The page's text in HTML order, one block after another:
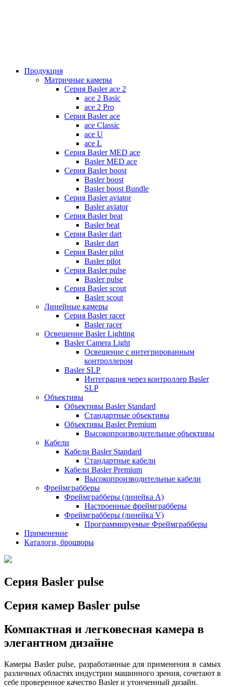
Продукция
Матричные камеры
Серия Basler ace 2
ace 2 Basic
ace 2 Pro
Серия Basler ace
ace Classic
ace U
ace L
Серия Basler MED ace
Basler MED ace
Серия Basler boost
Basler boost
Basler boost Bundle
Серия Basler aviator
Basler aviator
Серия Basler beat
Basler beat
Серия Basler dart
Basler dart
Серия Basler pilot
Basler pilot
Серия Basler pulse
Basler pulse
Серия Basler scout
Basler scout
Линейные камеры
Серия Basler racer
Basler racer
Освещение Basler Lighting
Basler Camera Light
Освещение с интегрированным
контроллером
Basler SLP
Интеграция через контроллер Basler
SLP
Объективы
Объективы Basler Standard
Стандартные объективы
Объективы Basler Premium
Высокопроизводительные объективы
Кабели
Кабели Basler Standard
Стандартные кабели
Кабели Basler Premium
Высокопроизводительные кабели
Фреймграбберы
Фреймграбберы (линейка А)
Настроенные фреймграбберы
Фреймграбберы (линейка V)
Программируемые Фреймграбберы
Применение
Каталоги, брошюры
Серия Basler pulse
Серия камер Basler pulse
Компактная и легковесная камера в
элегантном дизайне
Камеры Basler pulse, разработанные для применения в самых
различных областях индустрии машинного зрения, сочетают в
себе проверенное качество Basler и утонченный дизайн.